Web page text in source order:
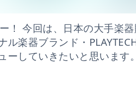
！ 今回は、日本の大手楽器
楽器ブランド・
していきたいと思います。